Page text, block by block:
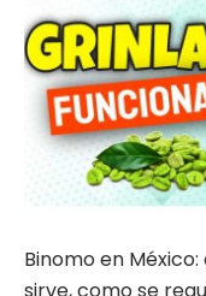
Binomo en
sirve, como se